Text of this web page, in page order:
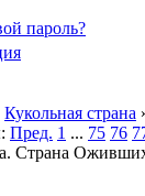
пароль?
Кукольная страна
Пред. 1 ... 75 76
Страна